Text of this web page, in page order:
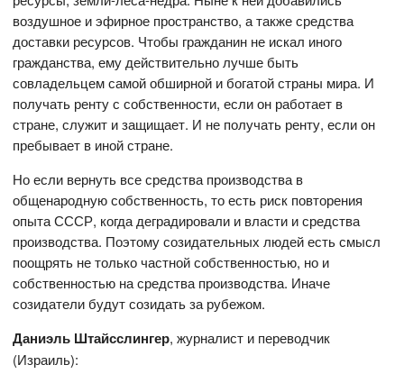
воздушное и эфирное пространство, а также средства
доставки ресурсов. Чтобы гражданин не искал иного
гражданства, ему действительно лучше быть
совладельцем самой обширной и богатой страны мира. И
получать ренту с собственности, если он работает в
стране, служит и защищает. И не получать ренту, если он
пребывает в иной стране.
Но если вернуть все средства производства в
общенародную собственность, то есть риск повторения
опыта СССР, когда деградировали и власти и средства
производства. Поэтому созидательных людей есть смысл
поощрять не только частной собственностью, но и
собственностью на средства производства. Иначе
созидатели будут созидать за рубежом.
Даниэль Штайсслингер, журналист и переводчик
(Израиль):